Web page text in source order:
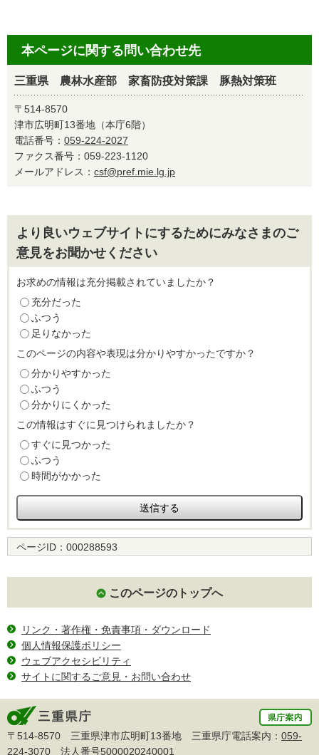
本ページに関する問い合わせ先
三重県 農林水産部 家畜防疫対策課 豚熱対策班
〒514-8570
津市広明町13番地（本庁6階）
電話番号： 059-224-2027
ファクス番号：059-223-1120
メールアドレス： csf@pref.mie.lg.jp
より良いウェブサイトにするためにみなさまのご
意見をお聞かせください
お求めの情報は充分掲載されていましたか？
充分だった
ふつう
足りなかった
このページの内容や表現は分かりやすかったですか？
分かりやすかった
ふつう
分かりにくかった
この情報はすぐに見つけられましたか？
すぐに見つかった
ふつう
時間がかかった
ページID： 000288593
このページのトップへ
リンク・著作権・免責事項・ダウンロード
個人情報保護ポリシー
ウェブアクセシビリティ
サイトに関するご意見・お問い合わせ
〒514-8570 三重県津市広明町13番地 三重県庁電話案内： 059-
224-3070 法人番号5000020240001